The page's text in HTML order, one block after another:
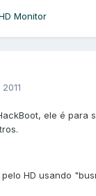
Monitor
ele é para
HD usando